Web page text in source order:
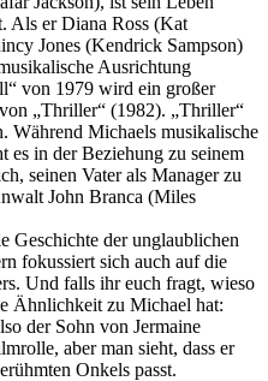
Als er Diana Ross (Kat
Jones (Kendrick Sampson)
Ausrichtung
von 1979 wird ein großer
„Thriller“ (1982). „Thriller“
Während Michaels musikalische
es in der Beziehung zu seinem
seinen Vater als Manager zu
John Branca (Miles
Geschichte der unglaublichen
fokussiert sich auch auf die
Und falls ihr euch fragt, wieso
Ähnlichkeit zu Michael hat:
der Sohn von Jermaine
aber man sieht, dass er
Onkels passt.